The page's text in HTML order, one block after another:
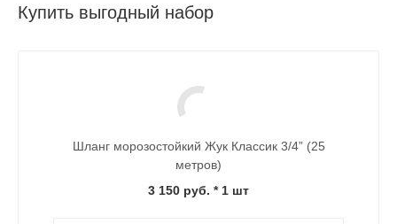
Купить выгодный набор
Шланг морозостойкий Жук Классик 3/4” (25
метров)
3 150 руб. * 1 шт